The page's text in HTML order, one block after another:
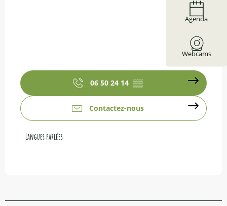
Agenda
Webcams
06 50 24 14 ▒▒
Contactez-nous
Langues parlées
Langues parlées